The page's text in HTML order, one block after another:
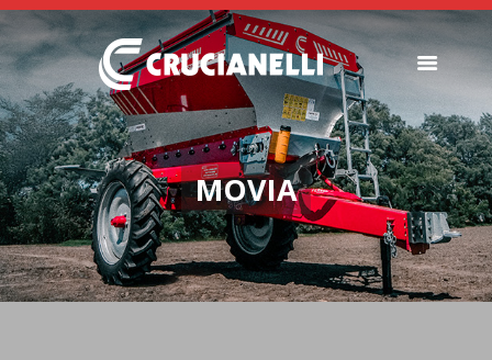
MOVIA
SEMBRADORAS
FERTILIZADORAS
INSTITUCIONAL
CONCESIONARIOS
NOVEDADES
RECURSOS